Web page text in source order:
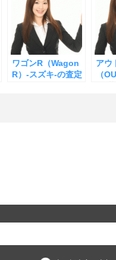
ワゴンR（Wagon
R）-スズキ-の査定
アウ
（